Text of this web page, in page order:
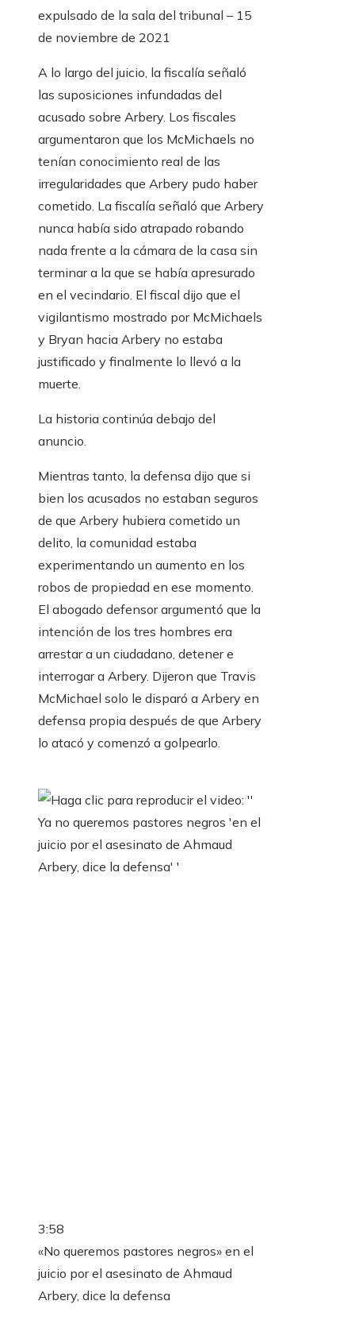
expulsado de la sala del tribunal – 15
de noviembre de 2021
A lo largo del juicio, la fiscalía señaló
las suposiciones infundadas del
acusado sobre Arbery. Los fiscales
argumentaron que los McMichaels no
tenían conocimiento real de las
irregularidades que Arbery pudo haber
cometido. La fiscalía señaló que Arbery
nunca había sido atrapado robando
nada frente a la cámara de la casa sin
terminar a la que se había apresurado
en el vecindario. El fiscal dijo que el
vigilantismo mostrado por McMichaels
y Bryan hacia Arbery no estaba
justificado y finalmente lo llevó a la
muerte.
La historia continúa debajo del
anuncio.
Mientras tanto, la defensa dijo que si
bien los acusados ​​no estaban seguros
de que Arbery hubiera cometido un
delito, la comunidad estaba
experimentando un aumento en los
robos de propiedad en ese momento.
El abogado defensor argumentó que la
intención de los tres hombres era
arrestar a un ciudadano, detener e
interrogar a Arbery. Dijeron que Travis
McMichael solo le disparó a Arbery en
defensa propia después de que Arbery
lo atacó y comenzó a golpearlo.
3:58
«No queremos pastores negros» en el
juicio por el asesinato de Ahmaud
Arbery, dice la defensa